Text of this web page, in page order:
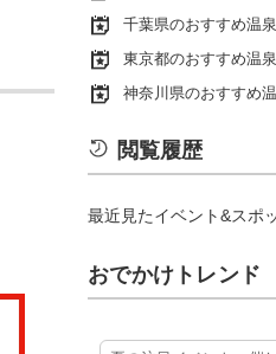
千葉県のおすすめ温
東京都のおすすめ温
神奈川県のおすすめ
閲覧履歴
最近見たイベント&スポ
おでかけトレンド